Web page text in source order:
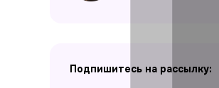
Подпишитесь на рассылку: